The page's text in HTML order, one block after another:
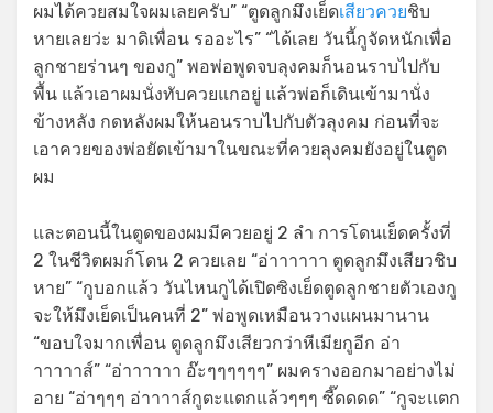
ผมได้ควยสมใจผมเลยครับ” “ตูดลูกมึงเย็ดเสียวควยชิบ
หายเลยว่ะ มาดิเพื่อน รออะไร” “ได้เลย วันนี้กูจัดหนักเพื่อ
ลูกชายร่านๆ ของกู” พอพ่อพูดจบลุงคมก็นอนราบไปกับ
พื้น แล้วเอาผมนั่งทับควยแกอยู่ แล้วพ่อก็เดินเข้ามานั่ง
ข้างหลัง กดหลังผมให้นอนราบไปกับตัวลุงคม ก่อนที่จะ
เอาควยของพ่อยัดเข้ามาในขณะที่ควยลุงคมยังอยู่ในตูด
ผม
และตอนนี้ในตูดของผมมีควยอยู่ 2 ลำ การโดนเย็ดครั้งที่
2 ในชีวิตผมก็โดน 2 ควยเลย “อ่าาาาาา ตูดลูกมึงเสียวชิบ
หาย” “กูบอกแล้ว วันไหนกูได้เปิดซิงเย็ดตูดลูกชายตัวเองกู
จะให้มึงเย็ดเป็นคนที่ 2” พ่อพูดเหมือนวางแผนมานาน
“ขอบใจมากเพื่อน ตูดลูกมึงเสียวกว่าหีเมียกูอีก อ่า
าาาาาส์” “อ่าาาาาา อ๊ะๆๆๆๆๆๆ” ผมครางออกมาอย่างไม่
อาย “อ่าๆๆๆ อ่าาาาส์กูตะแตกแล้วๆๆๆ ซี๊ดดดด” “กูจะแตก